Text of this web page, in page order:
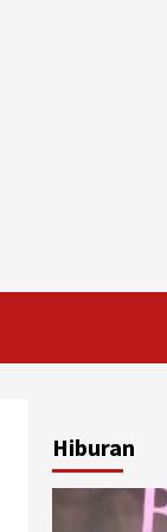
Hiburan